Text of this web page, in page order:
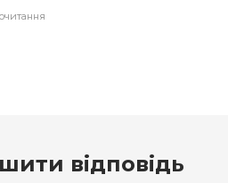
відповідь